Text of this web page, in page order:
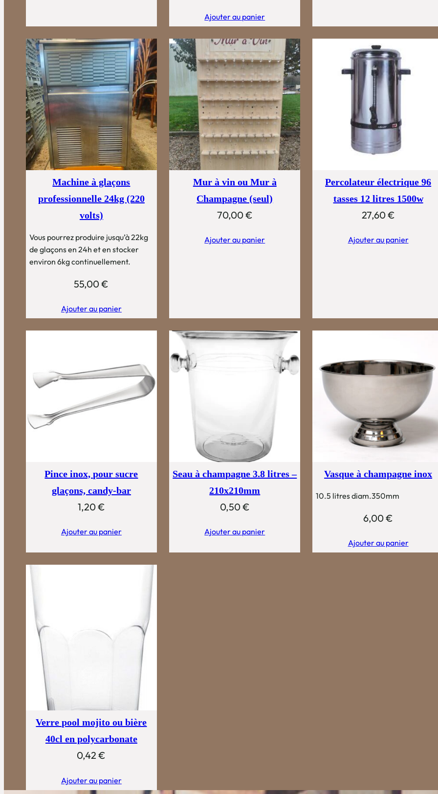
Ajouter au panier
Machine à glaçons
professionnelle 24kg (220
volts)
Vous pourrez produire jusqu’à 22kg
de glaçons en 24h et en stocker
environ 6kg continuellement.
55,00€
Ajouter au panier
Mur à vin ou Mur à
Champagne (seul)
70,00€
Ajouter au panier
Percolateur électrique 96
tasses 12 litres 1500w
27,60€
Ajouter au panier
Pince inox, pour sucre
glaçons, candy-bar
1,20€
Ajouter au panier
Seau à champagne 3.8 litres –
210x210mm
0,50€
Ajouter au panier
Vasque à champagne inox
10.5 litres diam.350mm
6,00€
Ajouter au panier
Verre pool mojito ou bière
40cl en polycarbonate
0,42€
Ajouter au panier